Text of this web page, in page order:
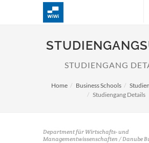
STUDIENGANG
Home Business Schools
Studiengang Details
Department für Wirtschafts- und
Managementwissenschaften / Danube